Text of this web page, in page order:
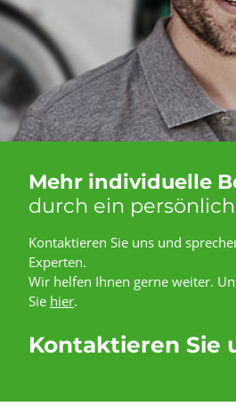
Mehr individuelle
durch ein
Kontaktieren Sie uns und
Experten.
Wir helfen Ihnen gerne weiter.
Sie hier.
Kontaktieren Sie